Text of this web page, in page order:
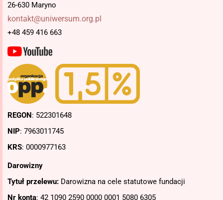
26-630 Maryno
kontakt@uniwersum.org.pl
+48 459 416 663
REGON: 522301648
NIP: 7963011745
KRS: 0000977163
Darowizny
Tytuł przelewu: Darowizna na cele statutowe fundacji
Nr konta: 42 1090 2590 0000 0001 5080 6305